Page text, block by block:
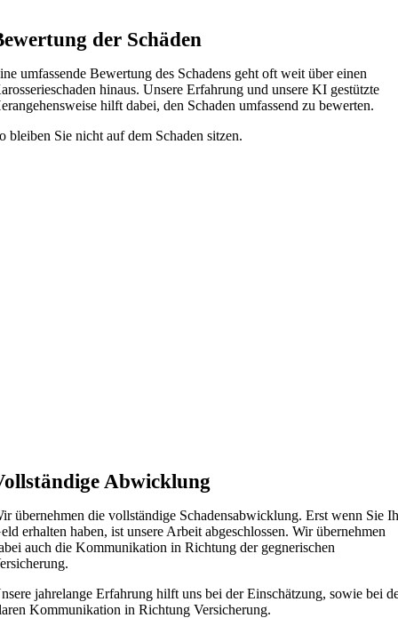
der Schäden
umfassende Bewertung des Schadens geht oft weit über einen
hinaus. Unsere Erfahrung und unsere KI gestützte
hilft dabei, den Schaden umfassend zu bewerten.
bleiben Sie nicht auf dem Schaden sitzen.
Abwicklung
übernehmen die vollständige Schadensabwicklung. Erst wenn Sie
erhalten haben, ist unsere Arbeit abgeschlossen. Wir übernehmen
auch die Kommunikation in Richtung der gegnerischen
jahrelange Erfahrung hilft uns bei der Einschätzung, sowie bei
Kommunikation in Richtung Versicherung.